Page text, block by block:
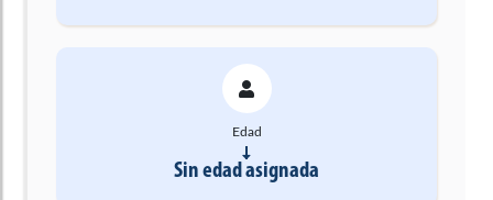
Edad
Sin edad asignada